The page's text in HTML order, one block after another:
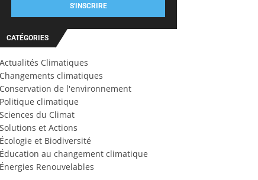
S'INSCRIRE
CATÉGORIES
Actualités Climatiques
Changements climatiques
Conservation de l'environnement
Politique climatique
Sciences du Climat
Solutions et Actions
Écologie et Biodiversité
Éducation au changement climatique
Énergies Renouvelables